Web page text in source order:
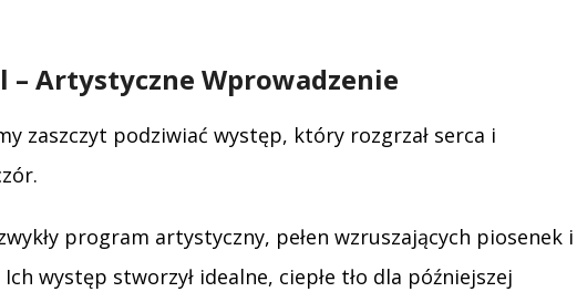
Artystyczne Wprowadzenie
zaszczyt podziwiać występ, który rozgrzał serca i
program artystyczny, pełen wzruszających piosenek i
występ stworzył idealne, ciepłe tło dla późniejszej